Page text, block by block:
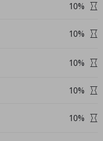
10%
10%
10%
10%
10%